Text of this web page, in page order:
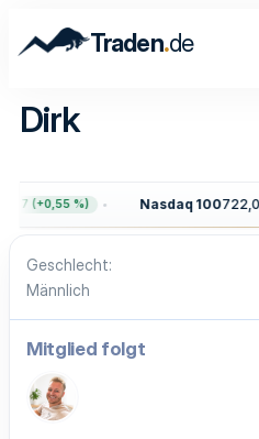
Traden.de
Dirk
(+0,55 %) Nasdaq 100
Geschlecht
Männlich
Mitglied folgt